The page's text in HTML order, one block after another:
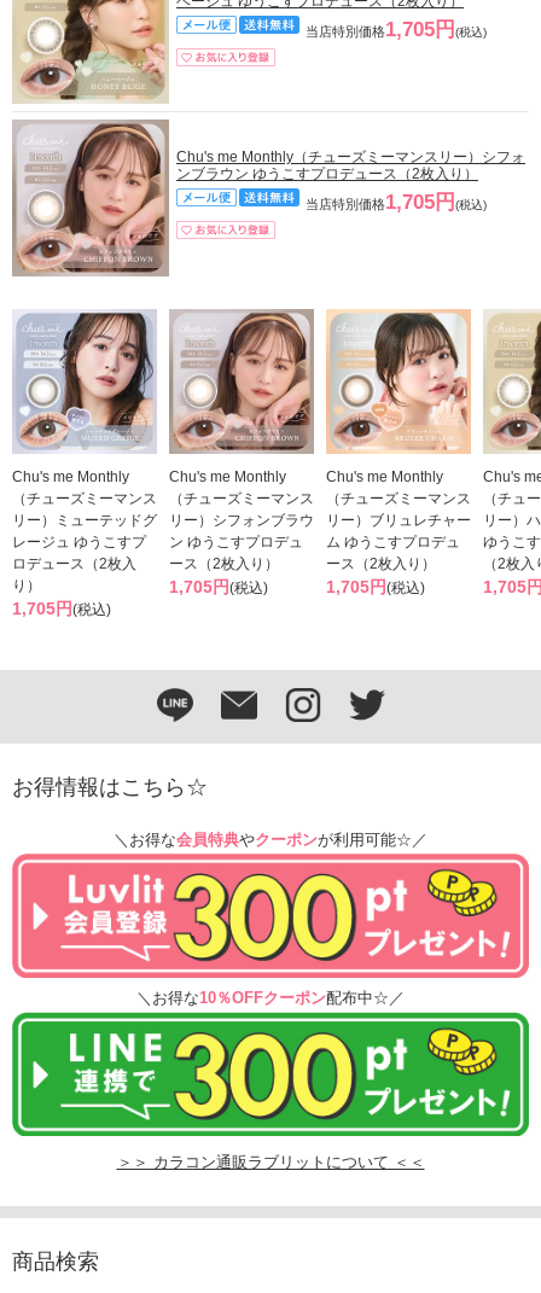
当店特別価格1,705円 (税込)
Chu's me Monthly（チューズミーマンスリー）シフォ
ンブラウン ゆうこすプロデュース（2枚入り）
当店特別価格1,705円 (税込)
Chu's me Monthly
（チューズミーマンス
リー）ミューテッドグ
レージュ ゆうこすプ
ロデュース（2枚入
り）
1,705円(税込)
Chu's me Monthly
（チューズミーマンス
リー）シフォンブラウ
ン ゆうこすプロデュ
ース（2枚入り）
1,705円(税込)
Chu's me Monthly
（チューズミーマンス
リー）ブリュレチャー
ム ゆうこすプロデュ
ース（2枚入り）
1,705円(税込)
Chu's
（チュ
リー）
ゆうこ
（2枚入
1,705
お得情報はこちら☆
＼お得な会員特典やクーポンが利用可能☆／
＼お得な10％OFFクーポン配布中☆／
＞＞ カラコン通販ラブリットについて ＜＜
商品検索